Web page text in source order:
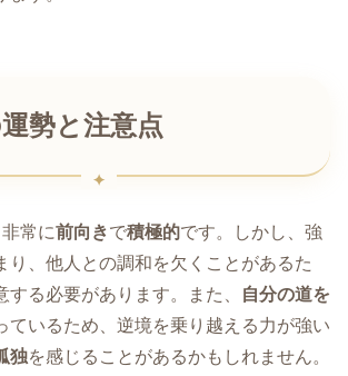
勢と注意点
常に前向きで積極的です。しかし、強
り、他人との調和を欠くことがあるた
する必要があります。また、
自分の道を
ているため、逆境を乗り越える力が強い
独を感じることがあるかもしれません。